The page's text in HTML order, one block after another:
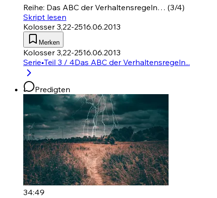
Reihe: Das ABC der Verhaltensregeln… (3/4)
Skript lesen
Kolosser 3,22-2516.06.2013
Merken
Kolosser 3,22-2516.06.2013
Serie•Teil 3 / 4Das ABC der Verhaltensregeln...
Predigten
34:49